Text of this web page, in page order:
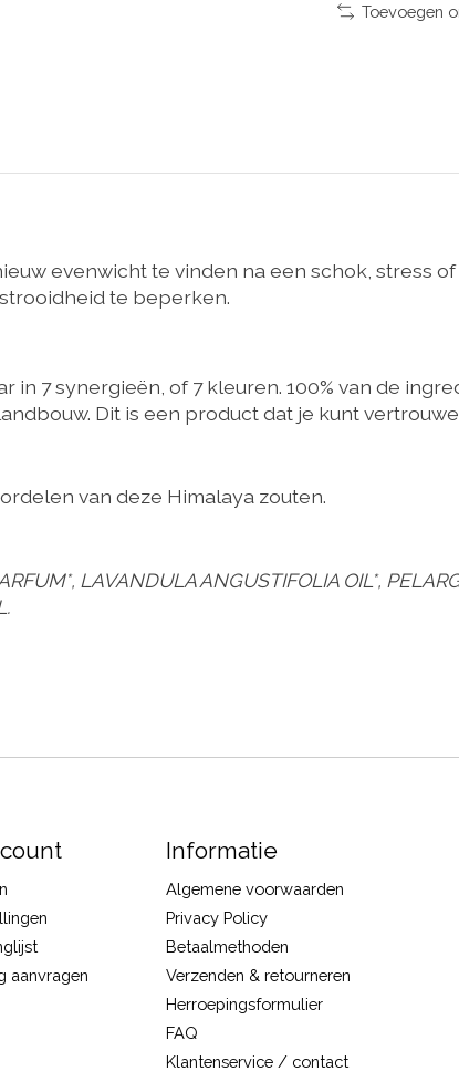
Toevoegen
evenwicht te vinden na een schok, stress
te beperken.
7 synergieën, of 7 kleuren. 100% van de
Dit is een product dat je kunt
van deze Himalaya zouten.
LAVANDULA ANGUSTIFOLIA OIL*,
aanvragen
Informatie
Algemene voorwaarden
Privacy Policy
Betaalmethoden
Verzenden & retourneren
Herroepingsformulier
FAQ
Klantenservice / contact